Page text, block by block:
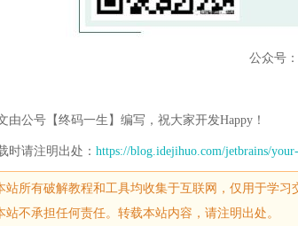
公众号
由公号【终码一生】编写，祝大家开发Happy！
时请注明出处： https://blog.idejihuo.com/jetbrains/
站所有破解教程和工具均收集于互联网，仅用于学
站不承担任何责任。转载本站内容，请注明出处。